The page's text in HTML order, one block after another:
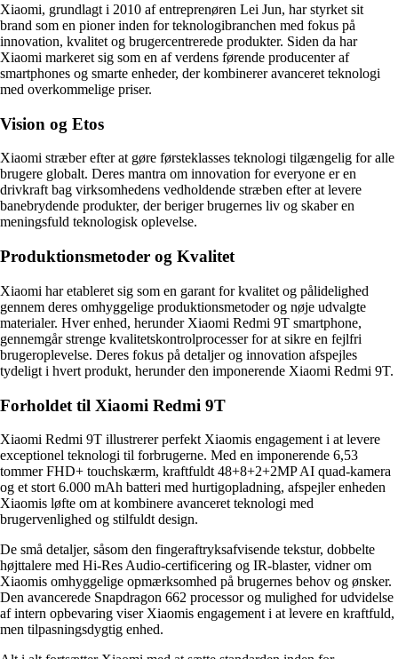
Xiaomi, grundlagt i 2010 af entreprenøren Lei Jun, har styrket sit
brand som en pioner inden for teknologibranchen med fokus på
innovation, kvalitet og brugercentrerede produkter. Siden da har
Xiaomi markeret sig som en af verdens førende producenter af
smartphones og smarte enheder, der kombinerer avanceret teknologi
med overkommelige priser.
Vision og Etos
Xiaomi stræber efter at gøre førsteklasses teknologi tilgængelig for alle
brugere globalt. Deres mantra om innovation for everyone er en
drivkraft bag virksomhedens vedholdende stræben efter at levere
banebrydende produkter, der beriger brugernes liv og skaber en
meningsfuld teknologisk oplevelse.
Produktionsmetoder og Kvalitet
Xiaomi har etableret sig som en garant for kvalitet og pålidelighed
gennem deres omhyggelige produktionsmetoder og nøje udvalgte
materialer. Hver enhed, herunder Xiaomi Redmi 9T smartphone,
gennemgår strenge kvalitetskontrolprocesser for at sikre en fejlfri
brugeroplevelse. Deres fokus på detaljer og innovation afspejles
tydeligt i hvert produkt, herunder den imponerende Xiaomi Redmi 9T.
Forholdet til Xiaomi Redmi 9T
Xiaomi Redmi 9T illustrerer perfekt Xiaomis engagement i at levere
exceptionel teknologi til forbrugerne. Med en imponerende 6,53
tommer FHD+ touchskærm, kraftfuldt 48+8+2+2MP AI quad-kamera
og et stort 6.000 mAh batteri med hurtigopladning, afspejler enheden
Xiaomis løfte om at kombinere avanceret teknologi med
brugervenlighed og stilfuldt design.
De små detaljer, såsom den fingeraftryksafvisende tekstur, dobbelte
højttalere med Hi-Res Audio-certificering og IR-blaster, vidner om
Xiaomis omhyggelige opmærksomhed på brugernes behov og ønsker.
Den avancerede Snapdragon 662 processor og mulighed for udvidelse
af intern opbevaring viser Xiaomis engagement i at levere en kraftfuld,
men tilpasningsdygtig enhed.